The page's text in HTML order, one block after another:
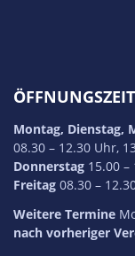
Montag, Dienstag,
08.30 – 12.30 Uhr,
Donnerstag 15.00 –
Freitag 08.30 –
Weitere Termine
nach vorheriger